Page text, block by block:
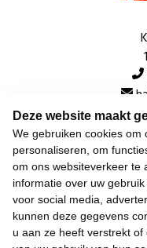
Deze website maakt
We gebruiken cookies om
personaliseren, om
om ons websiteverkeer te
informatie over uw
voor social media,
kunnen deze gegevens
u aan ze heeft verstrekt